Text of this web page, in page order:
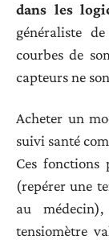
dans les
généraliste
courbes de
capteurs ne
Acheter un
suivi santé
Ces fonctions
(repérer une
au
tensiomètre